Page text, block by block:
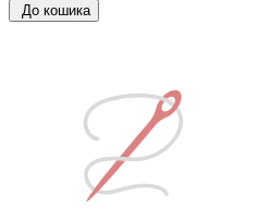
До кошика